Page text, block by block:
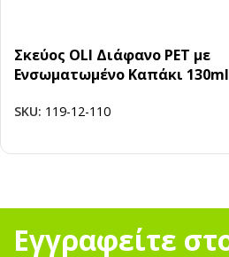
Σκεύος OLI Διάφανο PET με
Ενσωματωμένο Καπάκι 130ml
SKU: 119-12-110
Εγγραφείτε